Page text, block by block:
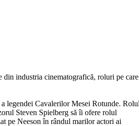
industria cinematografică, roluri pe care
legendei Cavalerilor Mesei Rotunde. Rolul
Steven Spielberg să îi ofere rolul
pe Neeson în rândul marilor actori ai